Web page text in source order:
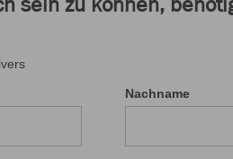
Nachname